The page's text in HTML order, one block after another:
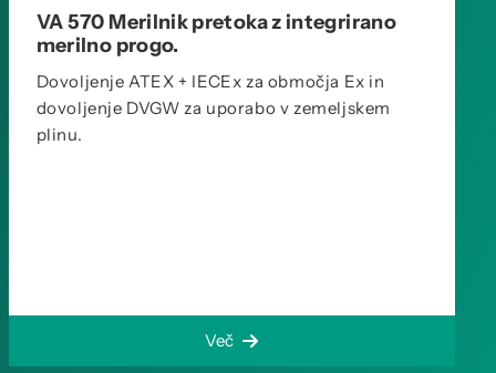
VA 570 Merilnik pretoka z integrirano
merilno progo.
Dovoljenje ATEX + IECEx za območja Ex in
dovoljenje DVGW za uporabo v zemeljskem
plinu.
Več